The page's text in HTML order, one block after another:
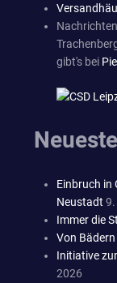
gibt's bei
Einbruch in
Neustadt
Immer die
Von
Initiative
2026